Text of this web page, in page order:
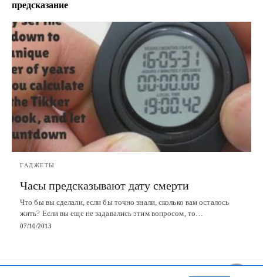
предсказание
ГАДЖЕТЫ
Часы предсказывают дату смерти
Что бы вы сделали, если бы точно знали, сколько вам осталось
жить? Если вы еще не задавались этим вопросом, то…
07/10/2013